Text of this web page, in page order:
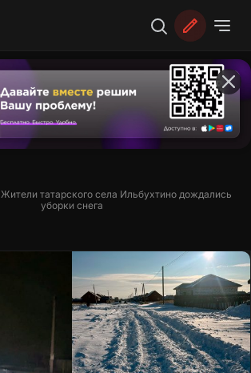
Жители татарского села Ильбухтино дождались
уборки снега